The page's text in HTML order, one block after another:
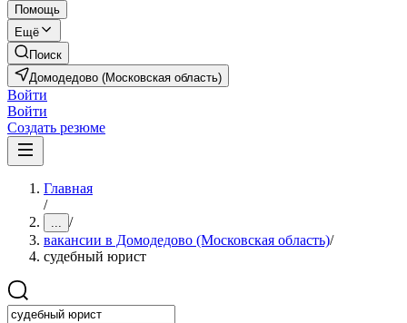
Помощь
Ещё
Поиск
Домодедово (Московская область)
Войти
Войти
Создать резюме
Главная
/
... /
вакансии в Домодедово (Московская область)/
судебный юрист